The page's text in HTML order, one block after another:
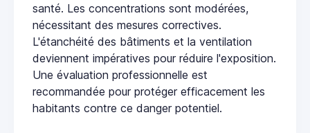
santé. Les concentrations sont modérées,
nécessitant des mesures correctives.
L'étanchéité des bâtiments et la ventilation
deviennent impératives pour réduire l'exposition.
Une évaluation professionnelle est
recommandée pour protéger efficacement les
habitants contre ce danger potentiel.